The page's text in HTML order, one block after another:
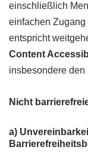
einschließlich
einfachen
entspricht
Content
insbesondere den
Nicht
a)